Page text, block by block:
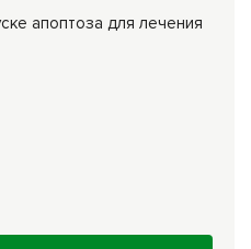
апоптоза для лечения